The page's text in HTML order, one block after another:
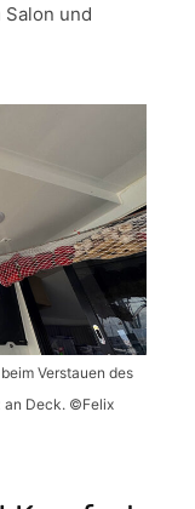
und
Verstauen des
an Deck. ©Felix